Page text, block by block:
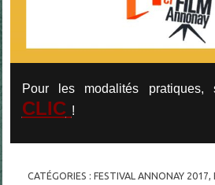
Pour les modalités
CLIC !
CATÉGORIES : FESTIVAL ANNONAY 2017,